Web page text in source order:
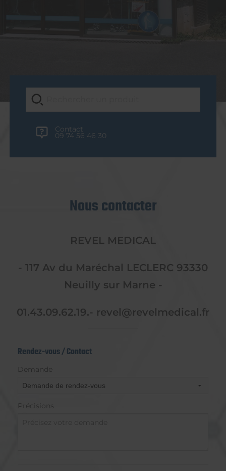
Contact
09 74 56 46 30
Nous contacter
REVEL MEDICAL
- 117 Av du Maréchal LECLERC 93330
Neuilly sur Marne -
01.43.09.62.19.- revel@revelmedical.fr
Rendez-vous / Contact
Demande
Précisions